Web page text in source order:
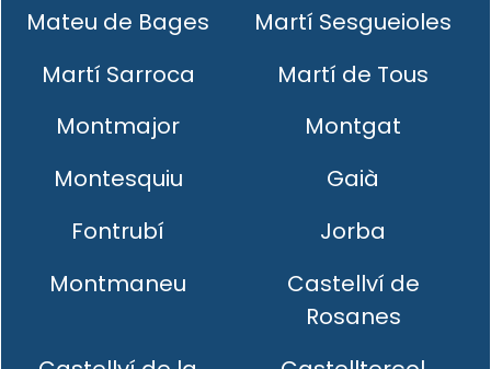
Mateu de Bages
Martí Sesgueioles
Martí Sarroca
Martí de Tous
Montmajor
Montgat
Montesquiu
Gaià
Fontrubí
Jorba
Montmaneu
Castellví de
Rosanes